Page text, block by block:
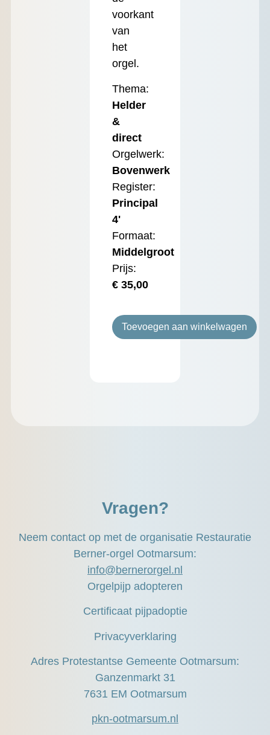
voorkant
van
het
orgel.
Thema:
Helder
&
direct
Orgelwerk:
Bovenwerk
Register:
Principal
4'
Formaat:
Middelgroot
Prijs:
€35,00
Toevoegen aan winkelwagen
Vragen?
Neem contact op met de organisatie Restauratie
Berner-orgel Ootmarsum:
info@bernerorgel.nl
Adres Protestantse Gemeente Ootmarsum:
Ganzenmarkt 31
7631 EM Ootmarsum
pkn-ootmarsum.nl
Orgelpijp adopteren
Certificaat pijpadoptie
Privacyverklaring